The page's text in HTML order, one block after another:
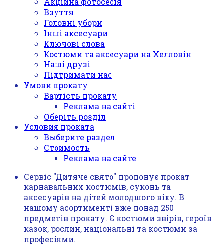
Взуття
Головні убори
Інші аксесуари
Ключові слова
Костюми та аксесуари на Хелловін
Наші друзі
Підтримати нас
Умови прокату
Вартість прокату
Реклама на сайті
Оберіть розділ
Условия проката
Выберите раздел
Стоимость
Реклама на сайте
Сервіс "Дитяче свято" пропонує прокат
карнавальних костюмів, суконь та
аксесуарів на дітей молодшого віку. В
нашому асортименті вже понад 250
предметів прокату. Є костюми звірів, героїв
казок, рослин, національні та костюми за
професіями.